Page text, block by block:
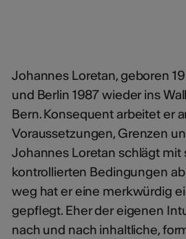
Johannes Loretan, geboren
und Berlin 1987 wieder ins
Bern. Konsequent arbeitet er
Voraussetzungen, Grenzen
Johannes Loretan schlägt mit
kontrollierten Bedingungen
weg hat er eine merkwürdig
gepflegt. Eher der eigenen
nach und nach inhaltliche,